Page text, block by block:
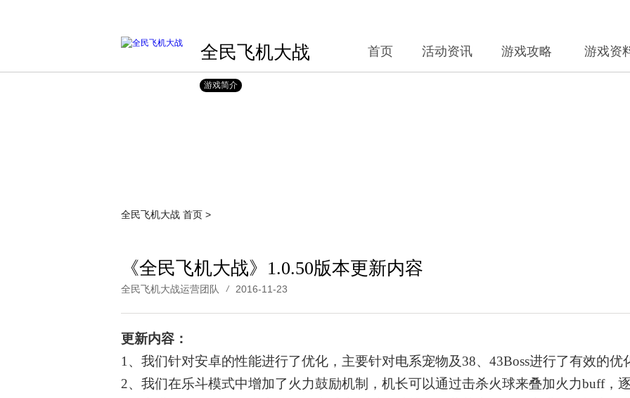
全民飞机大战
游戏简介
首页 活动资讯 游戏攻略 游戏资
全民飞机大战 首页 >
《全民飞机大战》1.0.50版本更新内容
全民飞机大战运营团队 / 2016-11-23
更新内容：
1、我们针对安卓的性能进行了优化，主要针对电系宠物及38、43Boss进行了有效的优
2、我们在乐斗模式中增加了火力鼓励机制，机长可以通过击杀火球来叠加火力buff，